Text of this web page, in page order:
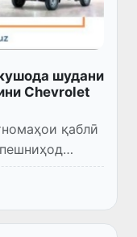
шудани
Chevrolet
қаблӣ
имрӯз, 8 май,